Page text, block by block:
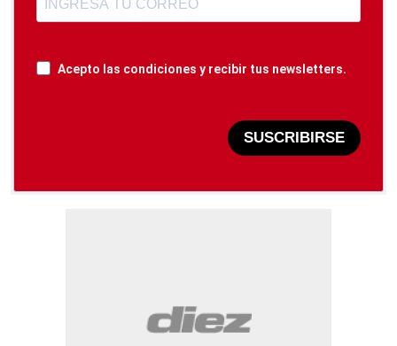
Acepto las condiciones y recibir tus newsletters.
SUSCRIBIRSE